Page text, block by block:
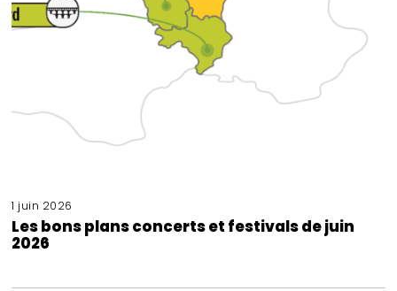
1 juin 2026
Les bons plans concerts et festivals de juin
2026